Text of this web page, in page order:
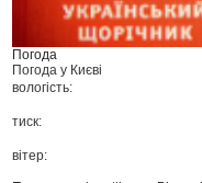
Погода
Погода у Києві
вологість:
тиск:
вітер: